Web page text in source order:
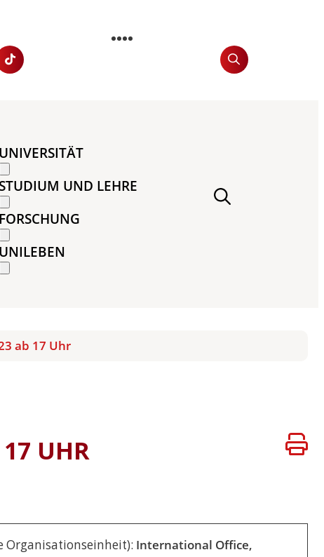
UNIVERSITÄT
STUDIUM UND LEHRE
FORSCHUNG
UNILEBEN
ab 17 Uhr
UHR
Organisationseinheit): International Office,